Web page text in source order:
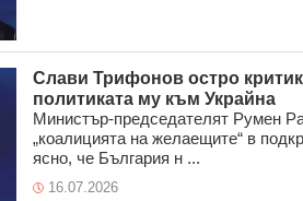
Слави Трифонов остро
политиката му към Украйна
Министър-председателят Румен
„коалицията на желаещите“ в
ясно, че България н ...
16.07.2026